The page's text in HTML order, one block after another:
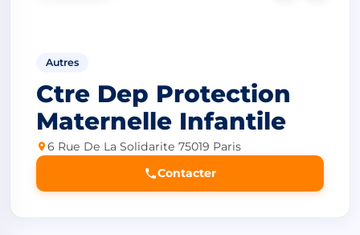
Autres
Ctre Dep Protection
Maternelle Infantile
6 Rue De La Solidarite 75019 Paris
Contacter